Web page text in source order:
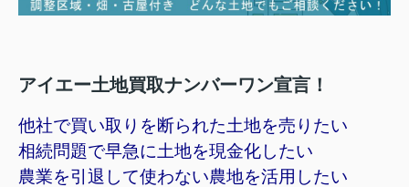
アイエー土地買取ナンバーワン宣言！
他社で買い取りを断られた土地を売りたい
相続問題で早急に土地を現金化したい
農業を引退して使わない農地を活用したい